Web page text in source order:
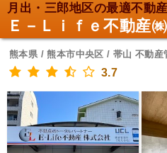
月出・三郎地区の最適不動産
Ｅ－Ｌｉｆｅ不動産
熊本県 / 熊本市中央区 / 帯山 不動産
3.7